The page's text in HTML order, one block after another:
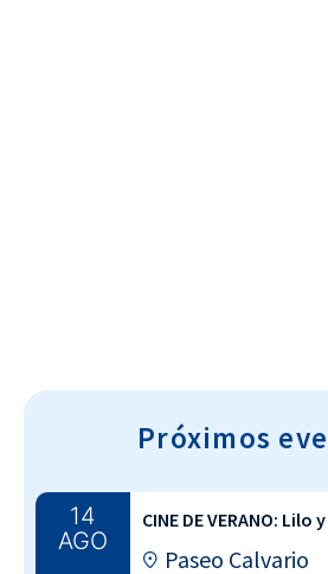
Próximos
14
AGO
CINE DE VERANO: Lilo
Paseo Calvario